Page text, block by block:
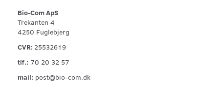
Bio-Com ApS
Trekanten 4
4250 Fuglebjerg
CVR: 25532619
tlf.: 70 20 32 57
mail: post@bio-com.dk